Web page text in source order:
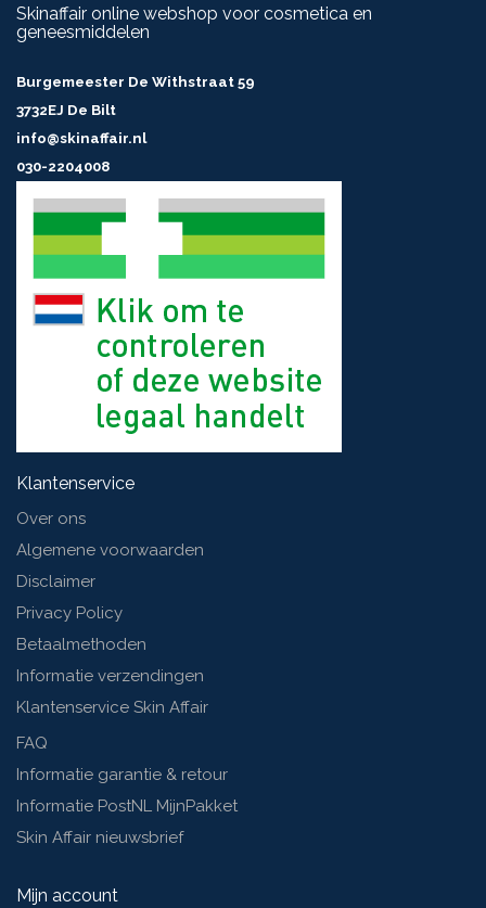
Skinaffair online webshop voor cosmetica en
geneesmiddelen
Burgemeester De Withstraat 59
3732EJ De Bilt
info@skinaffair.nl
030-2204008
Klantenservice
Over ons
Algemene voorwaarden
Disclaimer
Privacy Policy
Betaalmethoden
Informatie verzendingen
Klantenservice Skin Affair
FAQ
Informatie garantie & retour
Informatie PostNL MijnPakket
Skin Affair nieuwsbrief
Mijn account